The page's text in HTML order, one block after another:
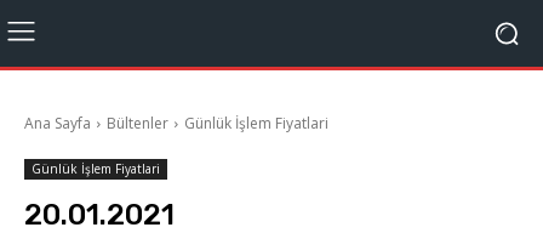
Ana Sayfa Bültenler Günlük İşlem Fiyatlari
Günlük İşlem Fiyatlari
20.01.2021